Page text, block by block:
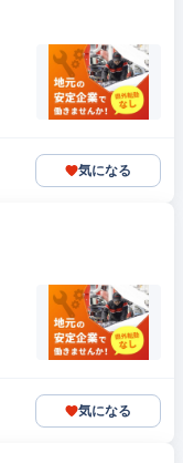
気になる
気になる